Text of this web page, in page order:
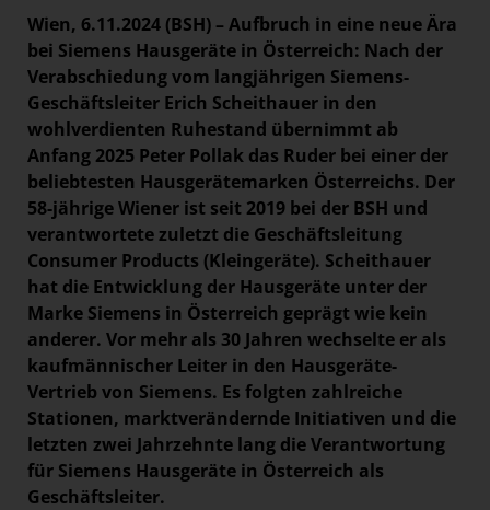
Wien, 6.11.2024 (BSH) – Aufbruch in eine neue Ära
bei Siemens Hausgeräte in Österreich: Nach der
Verabschiedung vom langjährigen Siemens-
Geschäftsleiter Erich Scheithauer in den
wohlverdienten Ruhestand übernimmt ab
Anfang 2025 Peter Pollak das Ruder bei einer der
beliebtesten Hausgerätemarken Österreichs. Der
58-jährige Wiener ist seit 2019 bei der BSH und
verantwortete zuletzt die Geschäftsleitung
Consumer Products (Kleingeräte). Scheithauer
hat die Entwicklung der Hausgeräte unter der
Marke Siemens in Österreich geprägt wie kein
anderer. Vor mehr als 30 Jahren wechselte er als
kaufmännischer Leiter in den Hausgeräte-
Vertrieb von Siemens. Es folgten zahlreiche
Stationen, marktverändernde Initiativen und die
letzten zwei Jahrzehnte lang die Verantwortung
für Siemens Hausgeräte in Österreich als
Geschäftsleiter.